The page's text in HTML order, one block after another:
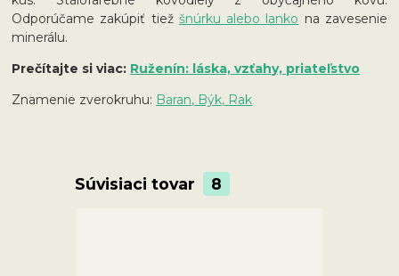
Odporúčame zakúpiť tiež šnúrku alebo lanko na zavesenie
minerálu.
Prečítajte si viac: Ruženín: láska, vzťahy, priateľstvo
Znamenie zverokruhu: Baran, Býk, Rak
Súvisiaci tovar 8